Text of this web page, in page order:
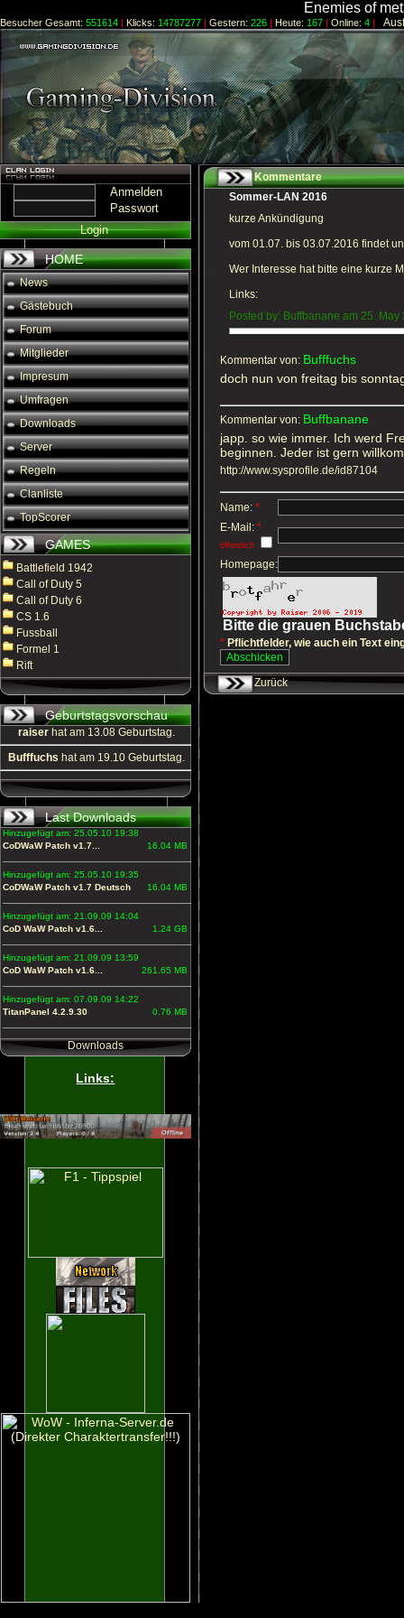
Enemies of
Besucher Gesamt: 551614 | Klicks: 14787277 | Gestern: 226 | Heute: 167 | Online: 4 |
Anmelden
Passwort
Login
HOME
News
Gästebuch
Forum
Mitglieder
Impresum
Umfragen
Downloads
Server
Regeln
Clanliste
TopScorer
GAMES
Battlefield 1942
Call of Duty 5
Call of Duty 6
CS 1.6
Fussball
Formel 1
Rift
Geburtstagsvorschau
raiser hat am 13.08 Geburtstag.
Bufffuchs hat am 19.10 Geburtstag.
Last Downloads
Hinzugefügt am: 25.05.10 19:38
CoDWaW Patch v1.7...
16.04 MB
Hinzugefügt am: 25.05.10 19:35
CoDWaW Patch v1.7 Deutsch
16.04 MB
Hinzugefügt am: 21.09.09 14:04
CoD WaW Patch v1.6...
1.24 GB
Hinzugefügt am: 21.09.09 13:59
CoD WaW Patch v1.6...
261.65 MB
Hinzugefügt am: 07.09.09 14:22
TitanPanel 4.2.9.30
0.76 MB
Downloads
Links:
Kommentare
Sommer-LAN 2016
kurze Ankündigung
vom 01.07. bis 03.07.2016 findet
Wer Interesse hat bitte eine kurze
Links:
Posted by: Buffbanane am 25. May
Kommentar von: Bufffuchs
doch nun von freitag bis
Kommentar von: Buffbanane
japp. so wie immer. Ich werd
beginnen. Jeder ist gern
http://www.sysprofile.de/id87104
Name: *
E-Mail: *
öffentlich
Homepage:
Bitte die grauen
* Pflichtfelder, wie auch ein Text
Zurück